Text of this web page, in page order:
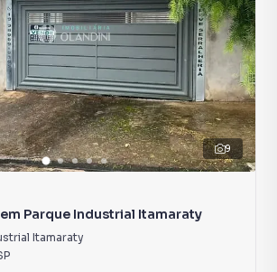
9
em Parque Industrial Itamaraty
Itamaraty